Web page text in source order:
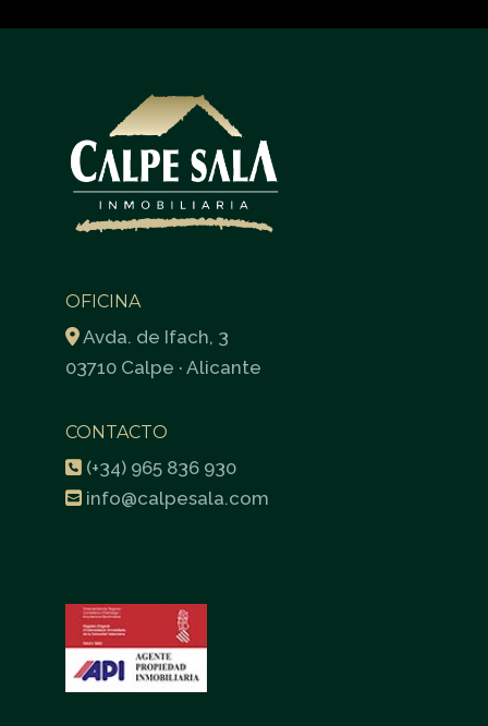
OFICINA
Avda. de Ifach, 3
03710 Calpe · Alicante
CONTACTO
(+34) 965 836 930
info@calpesala.com